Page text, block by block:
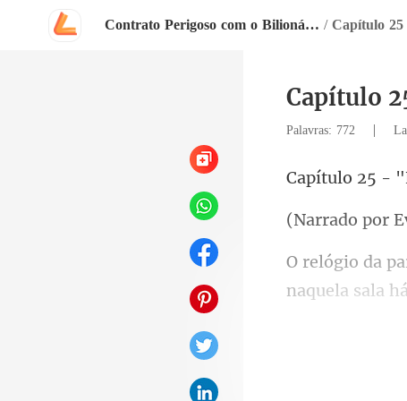
Contrato Perigoso com o Bilionário / Capítulo 25
Capítulo
Palavras: 772 |
do por